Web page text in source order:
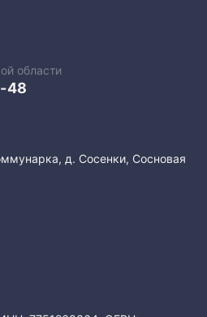
области
48
д. Сосенки, Сосновая